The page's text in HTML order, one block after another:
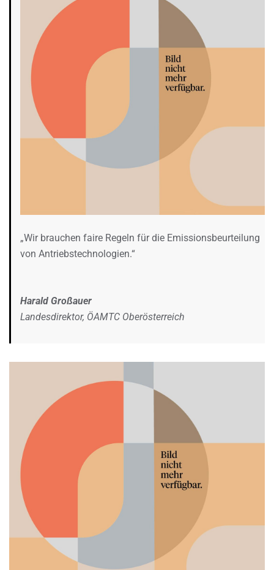
„Wir brauchen faire Regeln für die Emissionsbeurteilung
von Antriebstechnologien.“
Harald Großauer
Landesdirektor, ÖAMTC Oberösterreich